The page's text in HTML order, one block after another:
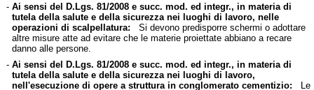
- Ai sensi del D.Lgs. 81/2008 e succ. mod. ed integr., in materia di
tutela della salute e della sicurezza nei luoghi di lavoro, nelle
operazioni di scalpellatura: Si devono predisporre schermi o adottare
altre misure atte ad evitare che le materie proiettate abbiano a recare
danno alle persone.
- Ai sensi del D.Lgs. 81/2008 e succ. mod. ed integr., in materia di
tutela della salute e della sicurezza nei luoghi di lavoro,
nell'esecuzione di opere a struttura in conglomerato cementizio: Le